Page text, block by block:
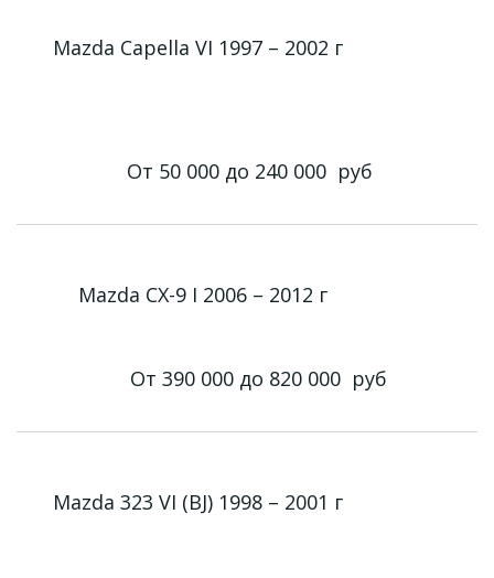
Mazda Capella VI 1997 – 2002 г
От 50 000 до 240 000 руб
Mazda CX-9 I 2006 – 2012 г
От 390 000 до 820 000 руб
Mazda 323 VI (BJ) 1998 – 2001 г